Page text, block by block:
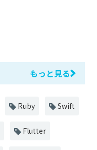
もっと見る
Ruby Swift
Flutter